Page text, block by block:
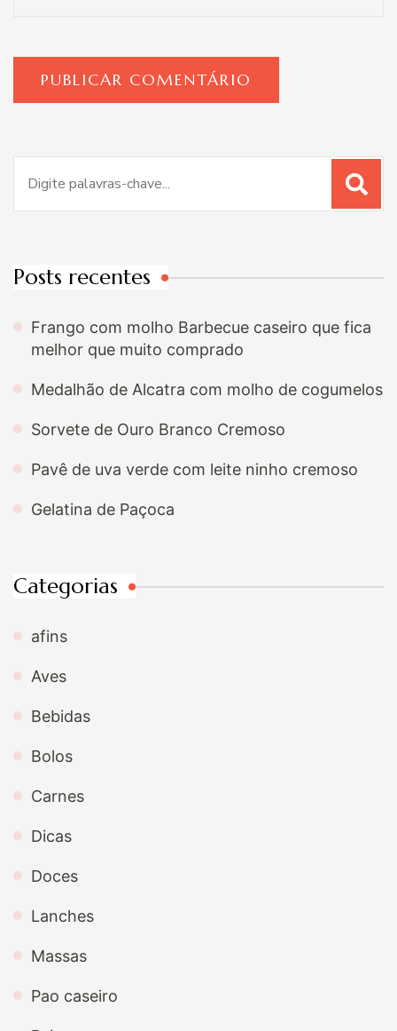
por:
Posts recentes
Frango com molho Barbecue caseiro que fica
melhor que muito comprado
Medalhão de Alcatra com molho de cogumelos
Sorvete de Ouro Branco Cremoso
Pavê de uva verde com leite ninho cremoso
Gelatina de Paçoca
Categorias
afins
Aves
Bebidas
Bolos
Carnes
Dicas
Doces
Lanches
Massas
Pao caseiro